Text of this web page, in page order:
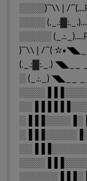
░░░░)¯`\\ | /
░░░░
░░░░░
)¯`\\ | /´¯(
(._.:▓:._.) ◥◣__
░ (_.:._) ◥◣__